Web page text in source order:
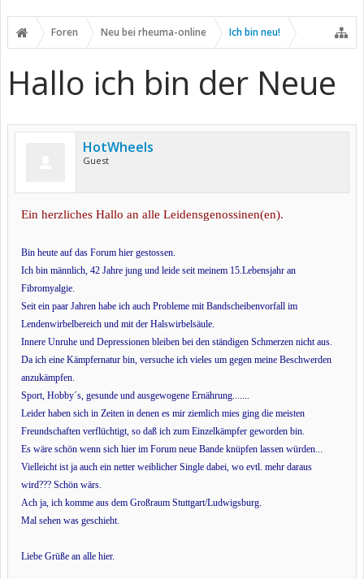
Foren Neu bei rheuma-online Ich bin neu!
Hallo ich bin der Neue
HotWheels
Guest
Ein herzliches Hallo an alle Leidensgenossinen(en).
Bin heute auf das Forum hier gestossen.
Ich bin männlich, 42 Jahre jung und leide seit meinem 15.Lebensjahr an
Fibromyalgie.
Seit ein paar Jahren habe ich auch Probleme mit Bandscheibenvorfall im
Lendenwirbelbereich und mit der Halswirbelsäule.
Innere Unruhe und Depressionen bleiben bei den ständigen Schmerzen nicht aus.
Da ich eine Kämpfernatur bin, versuche ich vieles um gegen meine Beschwerden
anzukämpfen.
Sport, Hobby´s, gesunde und ausgewogene Ernährung.......
Leider haben sich in Zeiten in denen es mir ziemlich mies ging die meisten
Freundschaften verflüchtigt, so daß ich zum Einzelkämpfer geworden bin.
Es wäre schön wenn sich hier im Forum neue Bande knüpfen lassen würden...
Vielleicht ist ja auch ein netter weiblicher Single dabei, wo evtl. mehr daraus
wird??? Schön wärs.
Ach ja, ich komme aus dem Großraum Stuttgart/Ludwigsburg.
Mal sehen was geschieht.
Liebe Grüße an alle hier.